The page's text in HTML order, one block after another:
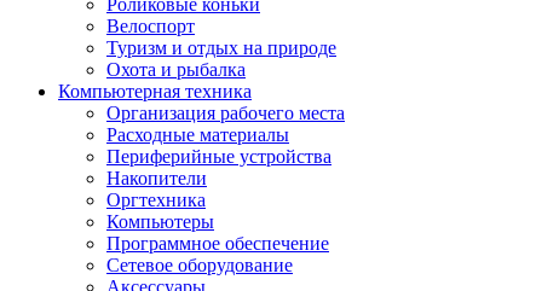
Велоспорт
Туризм и отдых на природе
Охота и рыбалка
Компьютерная техника
Организация рабочего места
Расходные материалы
Периферийные устройства
Накопители
Оргтехника
Компьютеры
Программное обеспечение
Сетевое оборудование
Аксессуары